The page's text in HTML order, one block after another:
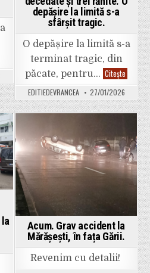
Au
tensiuni
Pedagogic
cauza
voastră!”.
Natașa
Simion
contestă
și
detașarea
Angelei
Miu
în
funcția
de
director
adjunct:
„Pentru
persoană
care
fumează
curtea
elevi
și
copiii
depășire la limită s-a
sfârșit tragic.
O depășire la limită s-a
terminat tragic, din
păcate, pentru… Citește Video.
Accident
mortal
soldat
cu
șase
și
trei
rănite.
O
depășire
la
limită
sfârșit
tragic.
EDITIEDEVRANCEA 27/01/2026
Posted
in
Acum. Grav accident la
Mărășești, în fața Gării.
Revenim cu detalii!